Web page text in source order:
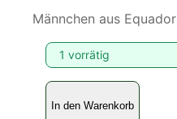
Männchen aus Equador
1 vorrätig
A
gIn den Warenkorb